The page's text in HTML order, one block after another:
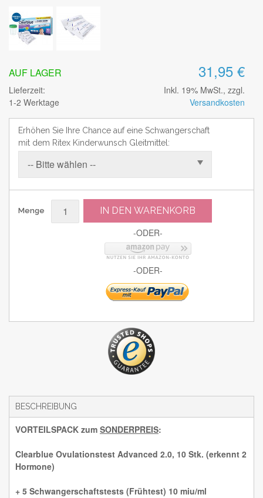
31,95 €
Inkl. 19% MwSt., zzgl.
Versandkosten
AUF LAGER
Lieferzeit:
1-2 Werktage
Erhöhen Sie Ihre Chance auf eine Schwangerschaft
mit dem Ritex Kinderwunsch Gleitmittel:
Menge IN DEN WARENKORB
-ODER-
-ODER-
BESCHREIBUNG
VORTEILSPACK zum SONDERPREIS:
Clearblue Ovulationstest Advanced 2.0, 10 Stk. (erkennt 2
Hormone)
+ 5 Schwangerschaftstests (Frühtest) 10 miu/ml